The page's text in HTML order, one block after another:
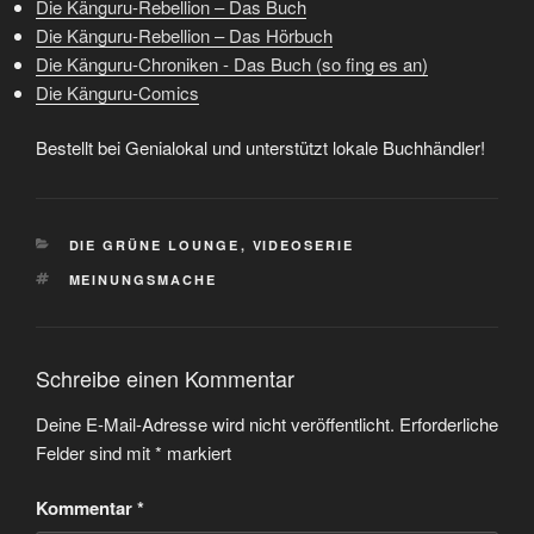
Die Känguru-Rebellion – Das Buch
Die Känguru-Rebellion – Das Hörbuch
Die Känguru-Chroniken - Das Buch (so fing es an)
Die Känguru-Comics
Bestellt bei Genialokal und unterstützt lokale Buchhändler!
KATEGORIEN
DIE GRÜNE LOUNGE , VIDEOSERIE
SCHLAGWÖRTER
MEINUNGSMACHE
Schreibe einen Kommentar
Deine E-Mail-Adresse wird nicht veröffentlicht. Erforderliche
Felder sind mit* markiert
Kommentar*